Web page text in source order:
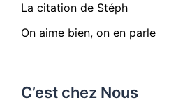
La citation de Stéph
On aime bien, on en parle
C’est chez Nous